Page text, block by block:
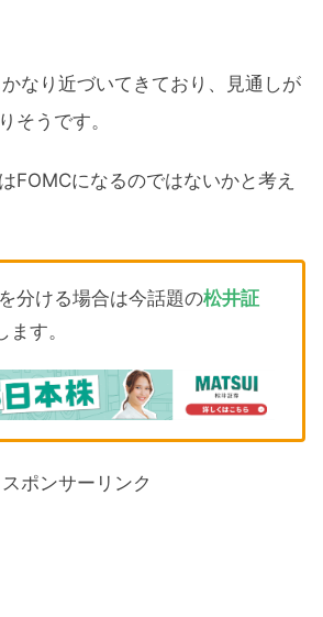
なり近づいてきており、見通しが
そうです。
FOMCになるのではないかと考え
分ける場合は今話題の松井証
す。
スポンサーリンク